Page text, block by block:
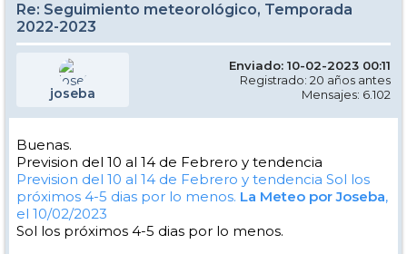
Re: Seguimiento meteorológico, Temporada
2022-2023
joseba
Enviado: 10-02-2023 00:11
Registrado: 20 años antes
Mensajes: 6.102
Buenas.
Prevision del 10 al 14 de Febrero y tendencia
Prevision del 10 al 14 de Febrero y tendencia Sol los
próximos 4-5 dias por lo menos. La Meteo por Joseba,
el 10/02/2023
Sol los próximos 4-5 dias por lo menos.